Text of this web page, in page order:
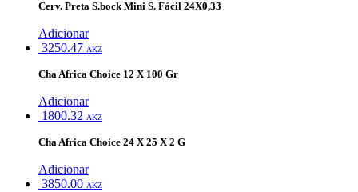
Cerv. Preta S.bock Mini S. Fácil 24X0,33
Adicionar
3250.47 AKZ
Cha Africa Choice 12 X 100 Gr
Adicionar
1800.32 AKZ
Cha Africa Choice 24 X 25 X 2 G
Adicionar
3850.00 AKZ